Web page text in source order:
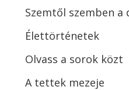
Szemtől szemben a
Élettörténetek
Olvass a sorok közt
A tettek mezeje